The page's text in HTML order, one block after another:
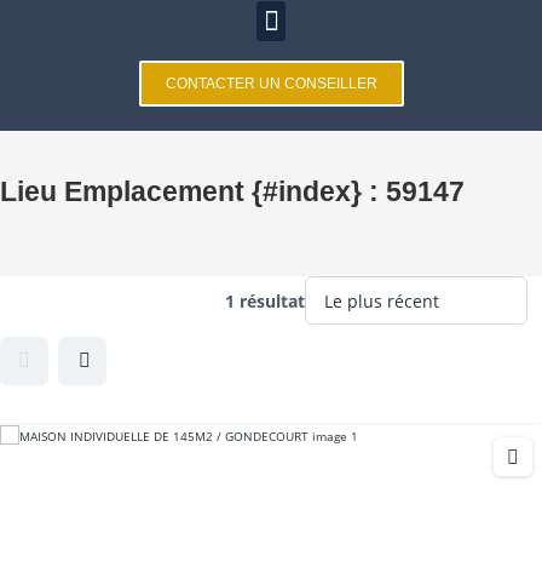
CONTACTER UN CONSEILLER
Lieu Emplacement {#index} : 59147
1 résultat